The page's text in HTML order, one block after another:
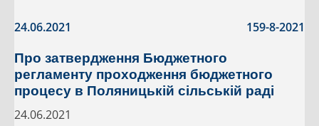
24.06.2021 159-8-2021
Про затвердження Бюджетного
регламенту проходження бюджетного
процесу в Поляницькій сільській раді
24.06.2021